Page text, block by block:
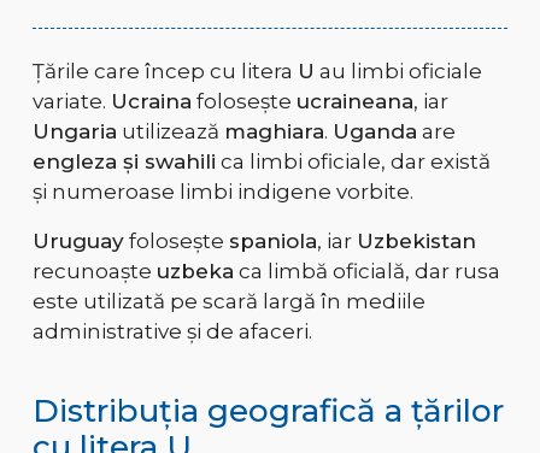
Țările care încep cu litera U au limbi oficiale
variate. Ucraina folosește ucraineana, iar
Ungaria utilizează maghiara. Uganda are
engleza și swahili ca limbi oficiale, dar există
și numeroase limbi indigene vorbite.
Uruguayfolosește spaniola, iar Uzbekistan
recunoaște uzbeka ca limbă oficială, dar rusa
este utilizată pe scară largă în mediile
administrative și de afaceri.
Distribuția geografică a țărilor